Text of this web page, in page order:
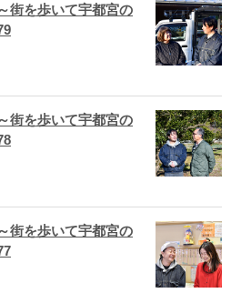
街を歩いて宇都宮の
街を歩いて宇都宮の
街を歩いて宇都宮の